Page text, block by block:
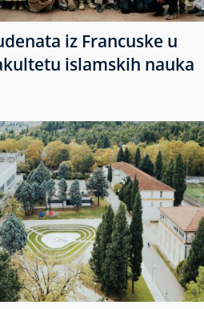
iz Francuske u
islamskih nauka